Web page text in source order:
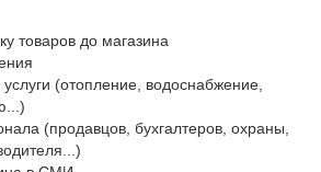
товаров до магазина
(отопление, водоснабжение,
(продавцов, бухгалтеров, охраны,